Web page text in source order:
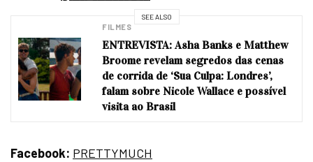
SEE ALSO
FILMES
ENTREVISTA: Asha Banks e Matthew
Broome revelam segredos das cenas
de corrida de ‘Sua Culpa: Londres’,
falam sobre Nicole Wallace e possível
visita ao Brasil
Facebook: PRETTYMUCH